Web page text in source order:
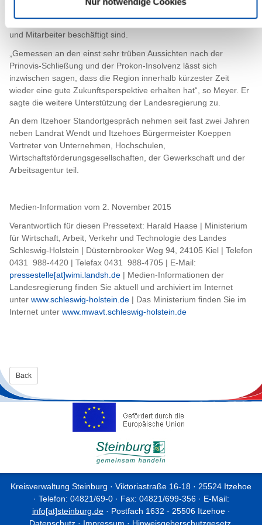
in dem Zusammenhang die gute Arbeit der eingesetzten
Transfergesellschaft, in der aktuell noch rund 40 Mitarbeiterinnen
und Mitarbeiter beschäftigt sind.
„Gemessen an den einst sehr trüben Aussichten nach der
Prinovis-Schließung und der Prokon-Insolvenz lässt sich
inzwischen sagen, dass die Region innerhalb kürzester Zeit
wieder eine gute Zukunftsperspektive erhalten hat“, so Meyer. Er
sagte die weitere Unterstützung der Landesregierung zu.
An dem Itzehoer Standortgespräch nehmen seit fast zwei Jahren
neben Landrat Wendt und Itzehoes Bürgermeister Koeppen
Vertreter von Unternehmen, Hochschulen,
Wirtschaftsförderungsgesellschaften, der Gewerkschaft und der
Arbeitsagentur teil.
Medien-Information vom 2. November 2015
Verantwortlich für diesen Pressetext: Harald Haase | Ministerium
für Wirtschaft, Arbeit, Verkehr und Technologie des Landes
Schleswig-Holstein | Düsternbrooker Weg 94, 24105 Kiel | Telefon
0431 988-4420 | Telefax 0431 988-4705 | E-Mail:
pressestelle[at]wimi.landsh.de | Medien-Informationen der
Landesregierung finden Sie aktuell und archiviert im Internet
unter www.schleswig-holstein.de | Das Ministerium finden Sie im
Internet unter www.mwavt.schleswig-holstein.de
Back
Kreisverwaltung Steinburg · Viktoriastraße 16-18 · 25524 Itzehoe
· Telefon: 04821/69-0 · Fax: 04821/699-356 · E-Mail:
info[at]steinburg.de· Postfach 1632 - 25506 Itzehoe ·